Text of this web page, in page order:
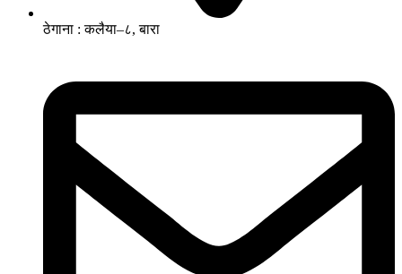
ठेगाना : कलैया–८, बारा